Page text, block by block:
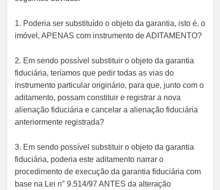
1. Poderia ser substituído o objeto da garantia, isto é, o
imóvel, APENAS com instrumento de ADITAMENTO?
2. Em sendo possível substituir o objeto da garantia
fiduciária, teríamos que pedir todas as vias do
instrumento particular originário, para que, junto com o
aditamento, possam constituir e registrar a nova
alienação fiduciária e cancelar a alienação fiduciária
anteriormente registrada?
3. Em sendo possível substituir o objeto da garantia
fiduciária, poderia este aditamento narrar o
procedimento de execução da garantia fiduciária com
base na Lei n° 9.514/97 ANTES da alteração